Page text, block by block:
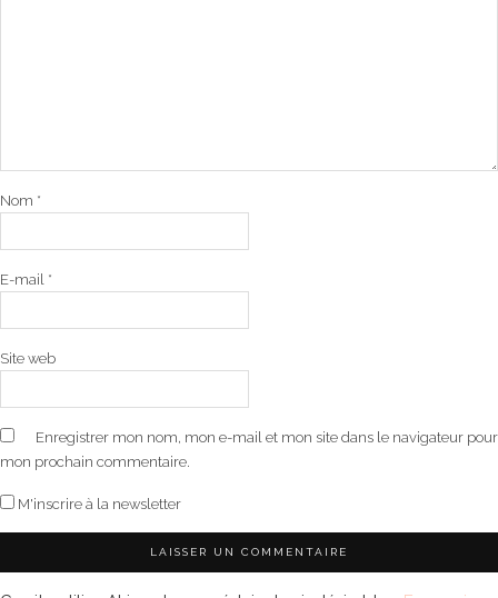
Nom *
E-mail *
Site web
Enregistrer mon nom, mon e-mail et mon site dans le navigateur pour
mon prochain commentaire.
M'inscrire à la newsletter